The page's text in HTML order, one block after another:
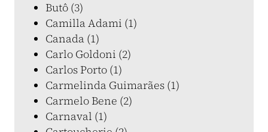
Butô (3)
Camilla Adami (1)
Canada (1)
Carlo Goldoni (2)
Carlos Porto (1)
Carmelinda Guimarães (1)
Carmelo Bene (2)
Carnaval (1)